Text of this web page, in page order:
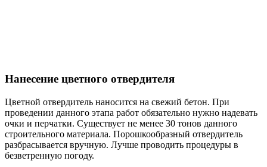
Нанесение цветного отвердителя
Цветной отвердитель наносится на свежий бетон. При
проведении данного этапа работ обязательно нужно надевать
очки и перчатки. Существует не менее 30 тонов данного
строительного материала. Порошкообразный отвердитель
разбрасывается вручную. Лучше проводить процедуры в
безветренную погоду.